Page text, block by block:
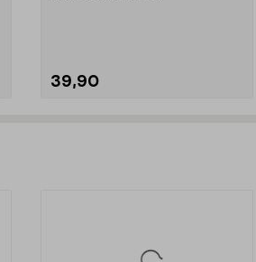
39,90